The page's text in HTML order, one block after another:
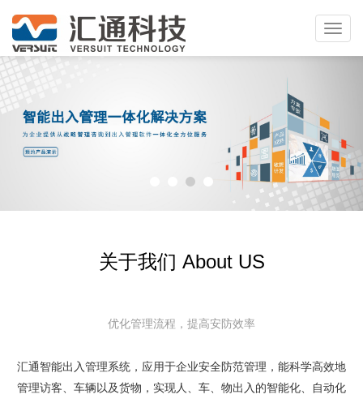
关于我们 About US
优化管理流程，提高安防效率
汇通智能出入管理系统，应用于企业安全防范管理，能科学高效地
管理访客、车辆以及货物，实现人、车、物出入的智能化、自动化